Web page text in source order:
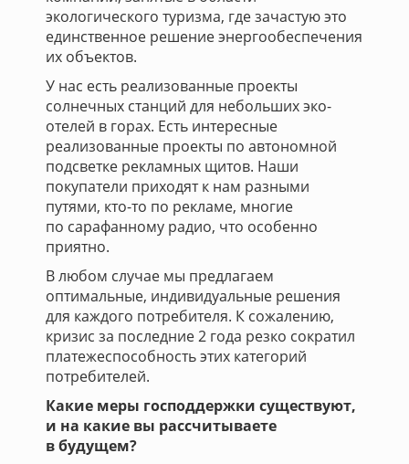
экологического туризма, где зачастую это
единственное решение энергообеспечения
их объектов.
У нас есть реализованные проекты
солнечных станций для небольших эко-
отелей в горах. Есть интересные
реализованные проекты по автономной
подсветке рекламных щитов. Наши
покупатели приходят к нам разными
путями, кто-то по рекламе, многие
по сарафанному радио, что особенно
приятно.
В любом случае мы предлагаем
оптимальные, индивидуальные решения
для каждого потребителя. К сожалению,
кризис за последние 2 года резко сократил
платежеспособность этих категорий
потребителей.
Какие меры господдержки существуют,
и на какие вы рассчитываете
в будущем?